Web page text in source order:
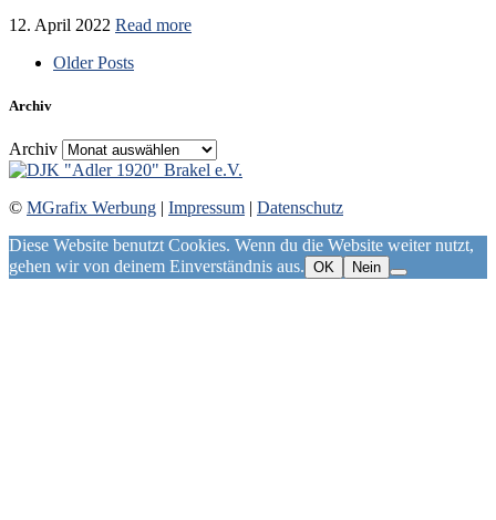
12. April 2022 Read more
Older Posts
Archiv
Archiv
© MGrafix Werbung | Impressum | Datenschutz
Diese Website benutzt Cookies. Wenn du die Website weiter nutzt,
gehen wir von deinem Einverständnis aus. OK Nein